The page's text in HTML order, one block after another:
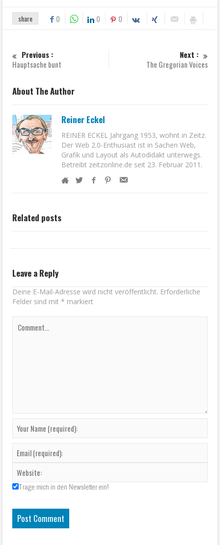
share 0 0 0
Previous :
Hauptsache bunt
Next :
The Gregorian Voices
About The Author
Reiner Eckel
REINER ECKEL Jahrgang 1953, wohnt in Zeitz.
Der Web 2.0-Enthusiast ist in Sachen Web,
Grafik und Layout als Autodidakt unterwegs.
Betreibt zeitzonline.de seit 23. Februar 2011.
Related posts
Leave a Reply
Deine E-Mail-Adresse wird nicht veröffentlicht. Erforderliche
Felder sind mit* markiert
Trage mich in den Newsletter ein!